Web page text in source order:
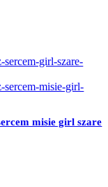
misie girl szare